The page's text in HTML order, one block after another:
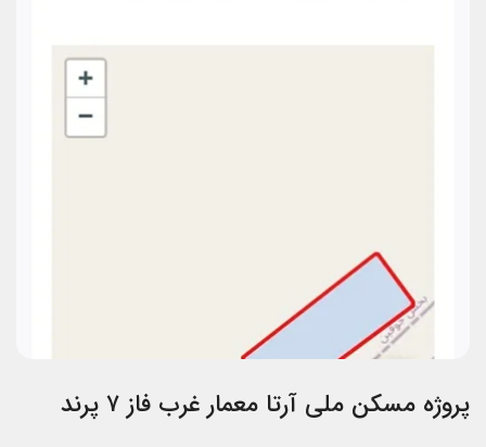
پروژه مسکن ملی آرتا معمار غرب فاز ۷ پرند